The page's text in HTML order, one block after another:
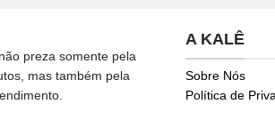
preza somente pela
mas também pela
A KALÊ
Sobre Nós
Política de